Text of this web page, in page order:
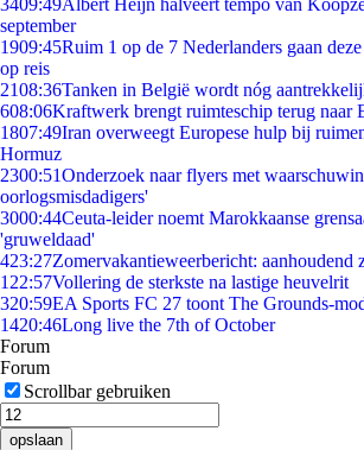
3409:49Albert Heijn halveert tempo van
september
1909:45Ruim 1 op de 7 Nederlanders gaan
op reis
2108:36Tanken in België wordt nóg
608:06Kraftwerk brengt ruimteschip terug naar
1807:49Iran overweegt Europese hulp bij
Hormuz
2300:51Onderzoek naar flyers met
oorlogsmisdadigers'
3000:44Ceuta-leider noemt Marokkaanse
'gruweldaad'
423:27Zomervakantieweerbericht: aanhoudend
1 22:57Vollering de sterkste na lastige heuvelrit
320:59EA Sports FC 27 toont The Grounds-
1420:46Long live the 7th of October
Forum
Forum
Scrollbar gebruiken
opslaan